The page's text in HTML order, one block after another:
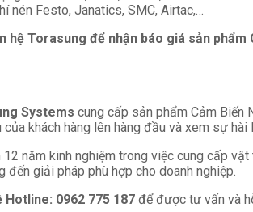
nén Festo, Janatics, SMC, Airtac,…
hệ Torasung để nhận báo giá sản phẩm
Systems cung cấp sản phẩm Cảm Biến
của khách hàng lên hàng đầu và xem sự
12 năm kinh nghiệm trong việc cung cấp
đến giải pháp phù hợp cho doanh nghiệp.
Hotline: 0962 775 187 để được tư vấn và